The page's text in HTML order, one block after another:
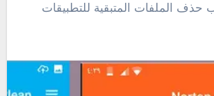
حذف الملفات المتبقية للتطبيقات